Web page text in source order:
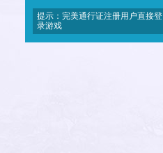
提示：完美通行证注册用户直接登
录游戏